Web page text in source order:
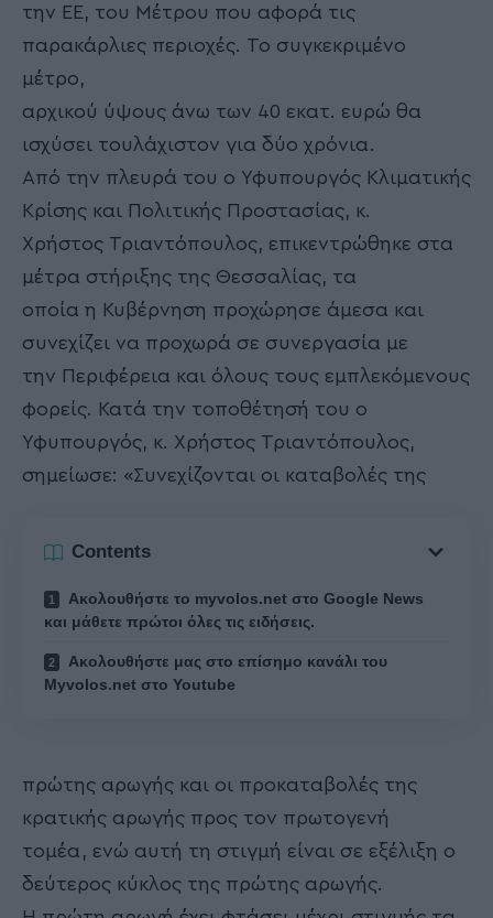
την ΕΕ, του Μέτρου που αφορά τις
παρακάρλιες περιοχές. Το συγκεκριμένο
μέτρο,
αρχικού ύψους άνω των 40 εκατ. ευρώ θα
ισχύσει τουλάχιστον για δύο χρόνια.
Από την πλευρά του ο Υφυπουργός Κλιματικής
Κρίσης και Πολιτικής Προστασίας, κ.
Χρήστος Τριαντόπουλος, επικεντρώθηκε στα
μέτρα στήριξης της Θεσσαλίας, τα
οποία η Κυβέρνηση προχώρησε άμεσα και
συνεχίζει να προχωρά σε συνεργασία με
την Περιφέρεια και όλους τους εμπλεκόμενους
φορείς. Κατά την τοποθέτησή του ο
Υφυπουργός, κ. Χρήστος Τριαντόπουλος,
σημείωσε: «Συνεχίζονται οι καταβολές της
Contents
Ακολουθήστε το myvolos.net στο Google News
και μάθετε πρώτοι όλες τις ειδήσεις.
Ακολουθήστε μας στο επίσημο κανάλι του
Myvolos.net στο Youtube
πρώτης αρωγής και οι προκαταβολές της
κρατικής αρωγής προς τον πρωτογενή
τομέα, ενώ αυτή τη στιγμή είναι σε εξέλιξη ο
δεύτερος κύκλος της πρώτης αρωγής.